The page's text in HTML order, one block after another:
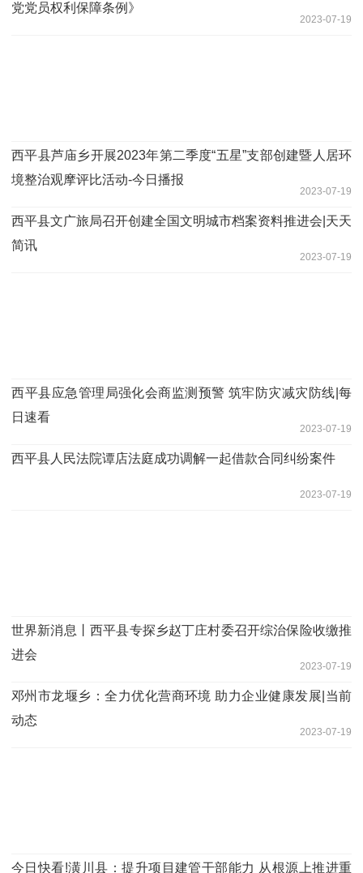
党党员权利保障条例》
2023-07-19
​西平县芦庙乡开展2023年第二季度“五星”支部创建暨人居环
境整治观摩评比活动-今日播报
2023-07-19
​西平县文广旅局召开创建全国文明城市档案资料推进会|天天
简讯
2023-07-19
​西平县应急管理局强化会商监测预警 筑牢防灾减灾防线|每
日速看
2023-07-19
​西平县人民法院谭店法庭成功调解一起借款合同纠纷案件
2023-07-19
世界新消息丨​西平县专探乡赵丁庄村委召开综治保险收缴推
进会
2023-07-19
邓州市龙堰乡：全力优化营商环境 助力企业健康发展|当前
动态
2023-07-19
今日快看!​潢川县：提升项目建管干部能力 从根源上推进重